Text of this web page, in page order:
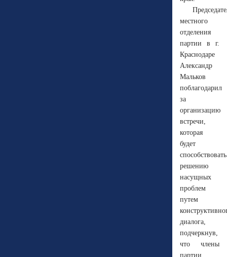
местного
отделения
партии в г.
Краснодаре
Александр
Мальков
поблагодарил
за
организацию
встречи,
которая
будет
способствовать
решению
насущных
проблем
путем
диалога,
подчеркнув,
что члены
партии